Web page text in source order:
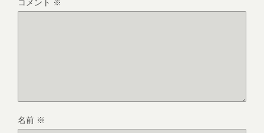
名前 ※